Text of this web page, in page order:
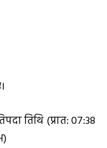
तिथि (प्रात: 07:38